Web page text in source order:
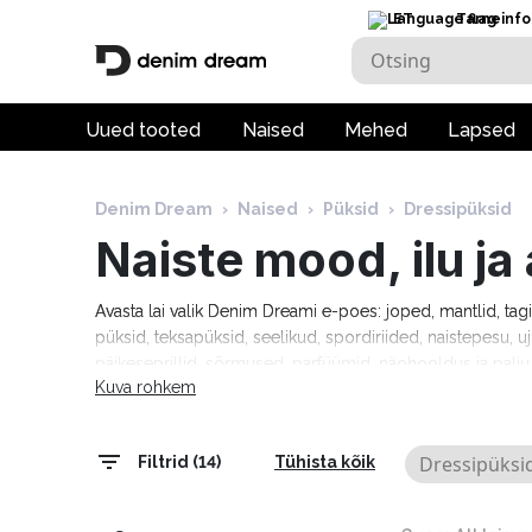
ET Tarneinfo
Uued tooted Naised Mehed Lapsed
Denim Dream › Naised › Püksid › Dressipüksid
Naiste mood, ilu
Avasta lai valik Denim Dreami e-poes: joped, mantlid,
püksid, teksapüksid, seelikud, spordiriided, naistepesu,
Tommy Hilfiger, Calvin Klein, Camel Active, Denim
Kuva rohkem
Filtrid (14) Tühista kõik